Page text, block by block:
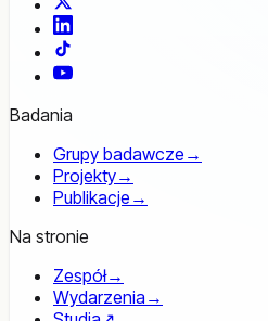
YouTube
Badania
Grupy badawcze →
Projekty→
Publikacje →
Na stronie
Zespół→
Wydarzenia →